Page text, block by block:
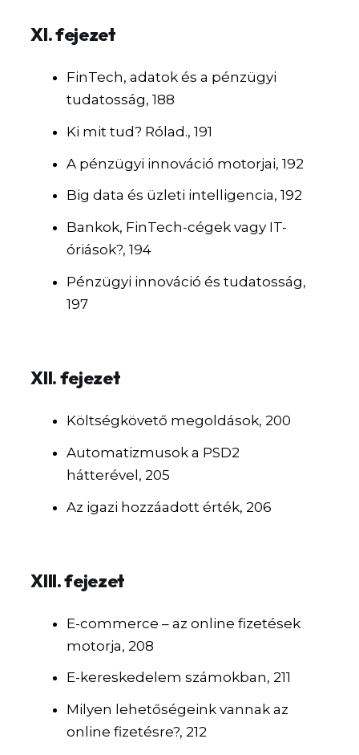
XI. fejezet
FinTech, adatok és a pénzügyi
tudatosság, 188
Ki mit tud? Rólad., 191
A pénzügyi innováció motorjai, 192
Big data és üzleti intelligencia, 192
Bankok, FinTech-cégek vagy IT-
óriások?, 194
Pénzügyi innováció és tudatosság,
197
XII. fejezet
Költségkövető megoldások, 200
Automatizmusok a PSD2
hátterével, 205
Az igazi hozzáadott érték, 206
XIII. fejezet
E-commerce – az online fizetések
motorja, 208
E-kereskedelem számokban, 211
Milyen lehetőségeink vannak az
online fizetésre?, 212